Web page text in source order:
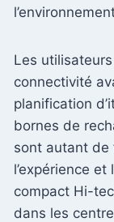
Les
connectivité
planification
bornes de
sont autant de
l’expérience
compact Hi-
dans les